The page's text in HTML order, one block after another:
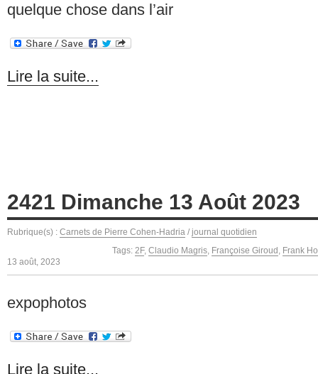
quelque chose dans l’air
Lire la suite...
2421 Dimanche 13 Août 2023
Rubrique(s) : Carnets de Pierre Cohen-Hadria / journal quotidien
Tags: 2F, Claudio Magris Françoise Giroud Frank
13 août, 2023
expophotos
Lire la suite...